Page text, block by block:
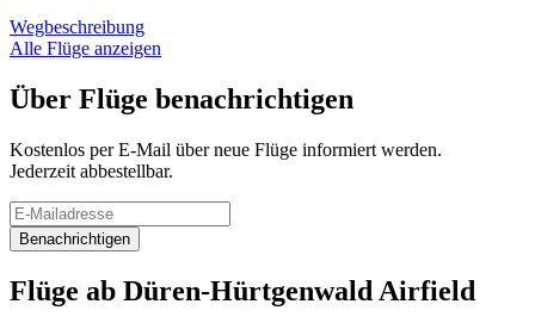
Wegbeschreibung
Alle Flüge anzeigen
Über Flüge benachrichtigen
Kostenlos per E-Mail über neue Flüge informiert werden.
Jederzeit abbestellbar.
Benachrichtigen
Flüge ab Düren-Hürtgenwald Airfield